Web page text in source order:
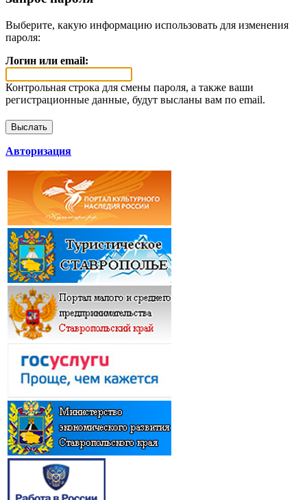
Выберите, какую информацию использовать для изменения
пароля:
Логин или email:
Контрольная строка для смены пароля, а также ваши
регистрационные данные, будут высланы вам по email.
Авторизация